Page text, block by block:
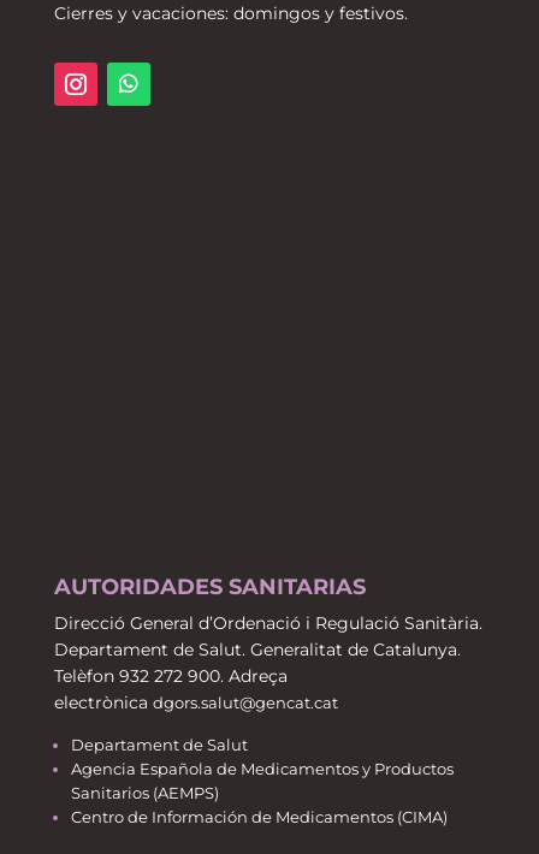
Cierres y vacaciones: domingos y festivos.
AUTORIDADES SANITARIAS
Direcció General d’Ordenació i Regulació Sanitària.
Departament de Salut. Generalitat de Catalunya.
Telèfon 932 272 900. Adreça
electrònica dgors.salut@gencat.cat
Departament de Salut
Agencia Española de Medicamentos y Productos
Sanitarios (AEMPS)
Centro de Información de Medicamentos (CIMA)